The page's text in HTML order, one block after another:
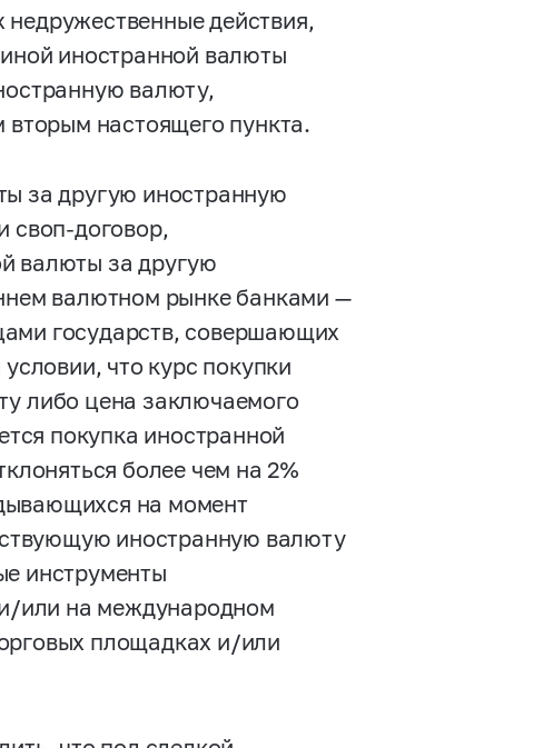
действия,
иностранной валюты
валюту,
вторым настоящего пункта.
за другую иностранную
своп-договор,
валюты за другую
валютном рынке банками —
государств, совершающих
что курс покупки
либо цена заключаемого
покупка иностранной
более чем на 2%
на момент
иностранную валюту
инструменты
или на международном
площадках и/или